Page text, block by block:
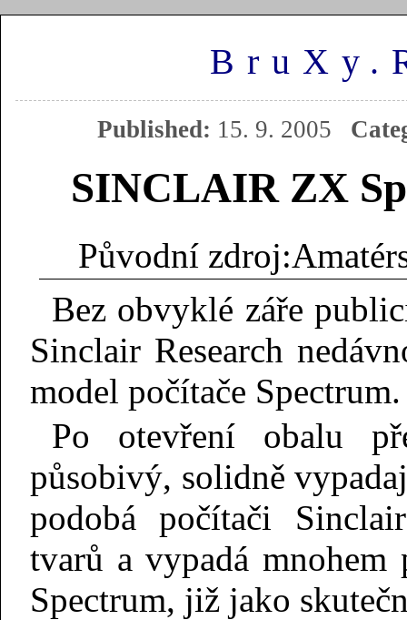
Published: 15. 9. 2005
SINCLAIR ZX
Bez obvyklé záře
Sinclair Research
model počítače Spectrum.
Po otevření obalu
působivý, solidně
podobá počítači
tvarů a vypadá
Spectrum, již jako